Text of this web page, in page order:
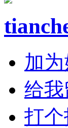
加
给
打